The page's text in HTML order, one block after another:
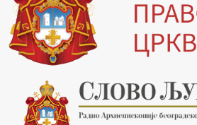
20.00 Вести из Цркве
20.15 Реч архијереја
20.30 Хроника Архиепископије
21.03 Врлинослов
22.03 Црквена предавања и трибине